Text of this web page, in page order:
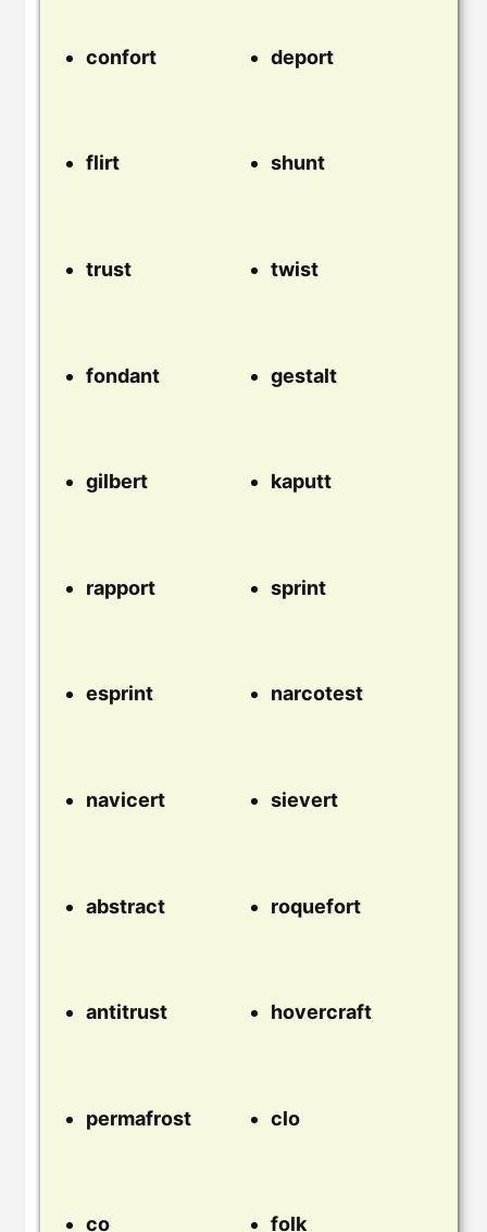
confort deport
flirt shunt
trust twist
fondant gestalt
gilbert kaputt
rapport sprint
esprint narcotest
navicert sievert
abstract roquefort
antitrust hovercraft
permafrost clo
co folk